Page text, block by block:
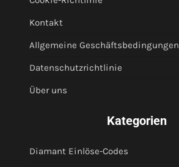
Kontakt
Allgemeine Geschäftsbedingungen
Datenschutzrichtlinie
Über uns
Kategorien
Diamant Einlöse-Codes